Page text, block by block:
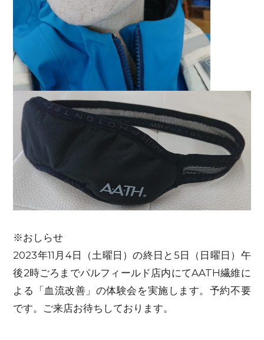
※おしらせ
2023年11月4日（土曜日）の終日と5日（日曜日）午
後2時ごろまでパルフィールド店内にてAATH繊維に
よる「血流改善」の体験会を実施します。予約不要
です。ご来店お待ちしております。